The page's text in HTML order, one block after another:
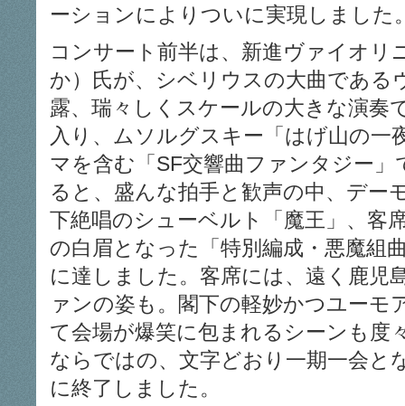
ーションによりついに実現しました
コンサート前半は、新進ヴァイオリ
か）氏が、シベリウスの大曲である
露、瑞々しくスケールの大きな演奏
入り、ムソルグスキー「はげ山の一
マを含む「SF交響曲ファンタジー
ると、盛んな拍手と歓声の中、デー
下絶唱のシューベルト「魔王」、客
の白眉となった「特別編成・悪魔組
に達しました。客席には、遠く鹿児
ァンの姿も。閣下の軽妙かつユーモ
て会場が爆笑に包まれるシーンも度
ならではの、文字どおり一期一会と
に終了しました。